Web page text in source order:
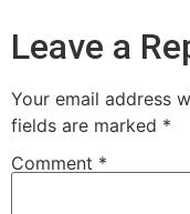
Leave a
Your email address
fields are marked *
Comment *